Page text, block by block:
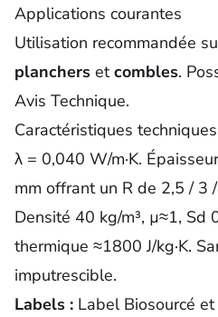
Applications courantes
Utilisation recommandée
planchers etcombles.
Avis Technique.
Caractéristiques
λ = 0,040 W/m·K.
mm offrant un R de 2,5 / 3
Densité 40 kg/m³, µ≈1, Sd
thermique ≈1800 J/kg·K.
imputrescible.
Labels : Label Biosourcé et